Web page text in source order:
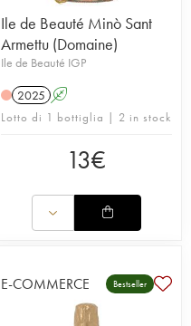
Ile de Beauté Minò Sant
Armettu (Domaine)
Ile de Beauté IGP
2025 A
Lotto di 1 bottiglia | 2 in stock
13€
E-COMMERCE Bestseller